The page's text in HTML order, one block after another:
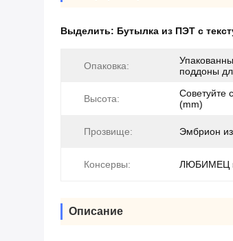
Выделить: Бутылка из ПЭТ с
Опаковка:
поддоны
Высота:
Советуйте
(mm)
Прозвище: Эмбрион
Консервы: ЛЮБИМЕЦ
Описание